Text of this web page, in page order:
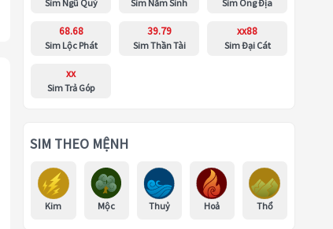
Sim Ngũ Quý Sim Năm Sinh Sim Ông Địa
68.68
Sim Lộc Phát
39.79
Sim Thần Tài
xx88
Sim Đại Cát
xx
Sim Trả Góp
SIM THEO MỆNH
Kim Mộc Thuỷ Hoả Thổ